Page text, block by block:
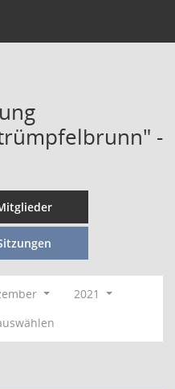
-
2021